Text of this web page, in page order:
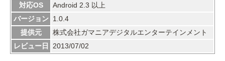
対応OS
Android 2.3 以上
バージョン
1.0.4
提供元
株式会社ガマニアデジタルエンターテインメント
レビュー日
2013/07/02